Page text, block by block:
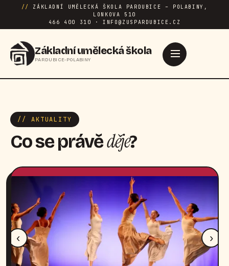
//
ZÁKLADNÍ UMĚLECKÁ ŠKOLA PARDUBICE – POLABINY,
LONKOVA 510
466 400 310 · INFO@ZUSPARDUBICE.CZ
Základní umělecká škola
PARDUBICE-POLABINY
// AKTUALITY
Co se právěděje?
‹ ›